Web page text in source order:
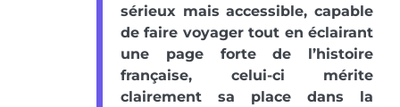
sérieux mais accessible, capable
de faire voyager tout en éclairant
une page forte de l’histoire
française, celui-ci mérite
clairement sa place dans la